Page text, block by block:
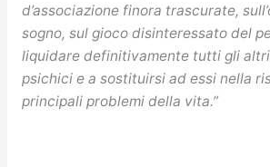
d’associazione finora trascurate,
sogno, sul gioco disinteressato del
liquidare definitivamente tutti gli
psichici e a sostituirsi ad essi nella
principali problemi della vita.”